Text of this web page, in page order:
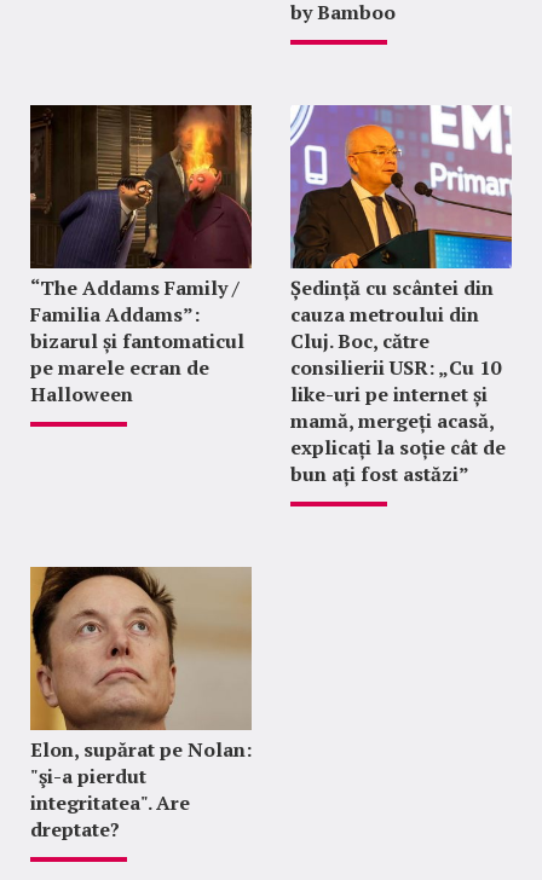
by Bamboo
“The Addams Family /
Familia Addams”:
bizarul și fantomaticul
pe marele ecran de
Halloween
Ședință cu scântei din
cauza metroului din
Cluj. Boc, către
consilierii USR: „Cu 10
like-uri pe internet și
mamă, mergeți acasă,
explicați la soție cât de
bun ați fost astăzi”
Elon, supărat pe Nolan:
"şi-a pierdut
integritatea". Are
dreptate?